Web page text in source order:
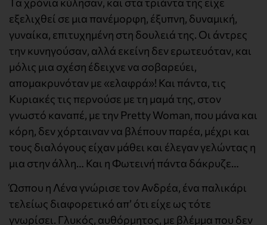
εξελιχθεί σε μια πανέμορφη, έξυπνη, δυναμική,
γυναίκα, επιτυχημένη στη δουλειά της. Οι άντρες
την κυνηγούσαν, αλλά εκείνη δεν ερωτευόταν, και
μόλις μια σχέση έδειχνε να σοβαρεύει,
απομακρυνόταν με «ελαφρά»! Και πάντα, τις
Κυριακές τις περνούσε με τη μαμά της, στον
γνωστό καναπέ, με την Pretty Woman, που μάνα και
κόρη, δεν χόρταιναν να βλέπουν παρέα, μέχρι και
τους διαλόγους είχαν μάθει και έλεγαν γελώντας η
μια στην άλλη… Και η Φωτεινή πάντα δάκρυζε…
Ώσπου η Λένα γνώρισε τον Ανδρέα, ένα παλικάρι
τελείως διαφορετικό απ’ ότι είχε ως τότε
γνωρίσει. Γλυκός, αυθόρμητος, με βλέμμα που δεν